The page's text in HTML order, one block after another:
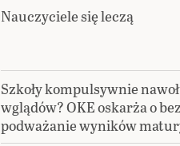
Nauczyciele się leczą
Szkoły kompulsywnie
wglądów? OKE oskarża o
podważanie wyników